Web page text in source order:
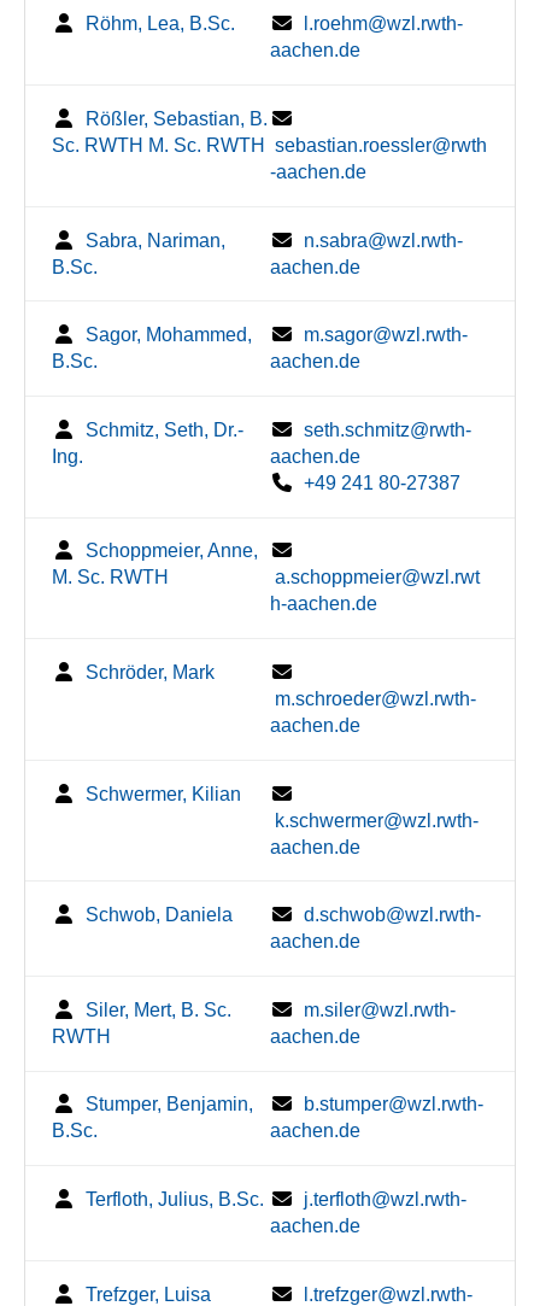
Röhm, Lea, B.Sc.
l.roehm@wzl.rwth-
aachen.de
Rößler, Sebastian, B.
Sc. RWTH M. Sc. RWTH
sebastian.roessler@rwth
-aachen.de
Sabra, Nariman,
B.Sc.
n.sabra@wzl.rwth-
aachen.de
Sagor, Mohammed,
B.Sc.
m.sagor@wzl.rwth-
aachen.de
Schmitz, Seth, Dr.-
Ing.
seth.schmitz@rwth-
aachen.de
+49 241 80-27387
Schoppmeier, Anne,
M. Sc. RWTH
a.schoppmeier@wzl.rwt
h-aachen.de
Schröder, Mark
m.schroeder@wzl.rwth-
aachen.de
Schwermer, Kilian
k.schwermer@wzl.rwth-
aachen.de
Schwob, Daniela
d.schwob@wzl.rwth-
aachen.de
Siler, Mert, B. Sc.
RWTH
m.siler@wzl.rwth-
aachen.de
Stumper, Benjamin,
B.Sc.
b.stumper@wzl.rwth-
aachen.de
Terfloth, Julius, B.Sc.
j.terfloth@wzl.rwth-
aachen.de
Trefzger, Luisa
l.trefzger@wzl.rwth-